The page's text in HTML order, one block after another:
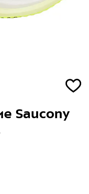
Saucony